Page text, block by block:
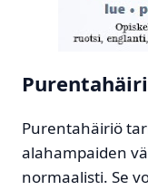
Purentahäiriö
alahampaiden
normaalisti. Se